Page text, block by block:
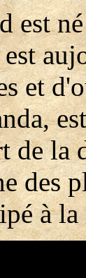
et
de
des
à